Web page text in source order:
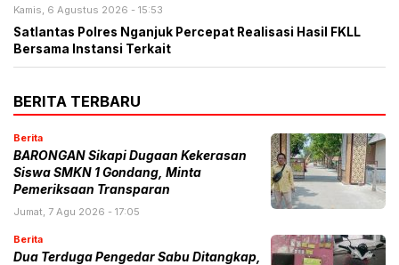
Kamis, 6 Agustus 2026 - 15:53
Satlantas Polres Nganjuk Percepat Realisasi Hasil FKLL
Bersama Instansi Terkait
BERITA TERBARU
Berita
BARONGAN Sikapi Dugaan Kekerasan
Siswa SMKN 1 Gondang, Minta
Pemeriksaan Transparan
Jumat, 7 Agu 2026 - 17:05
Berita
Dua Terduga Pengedar Sabu Ditangkap,